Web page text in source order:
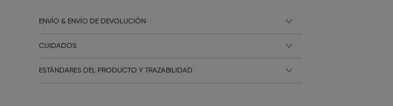
ENVÍO & ENVÍO DE DEVOLUCIÓN
CUIDADOS
ESTÁNDARES DEL PRODUCTO Y TRAZABILIDAD